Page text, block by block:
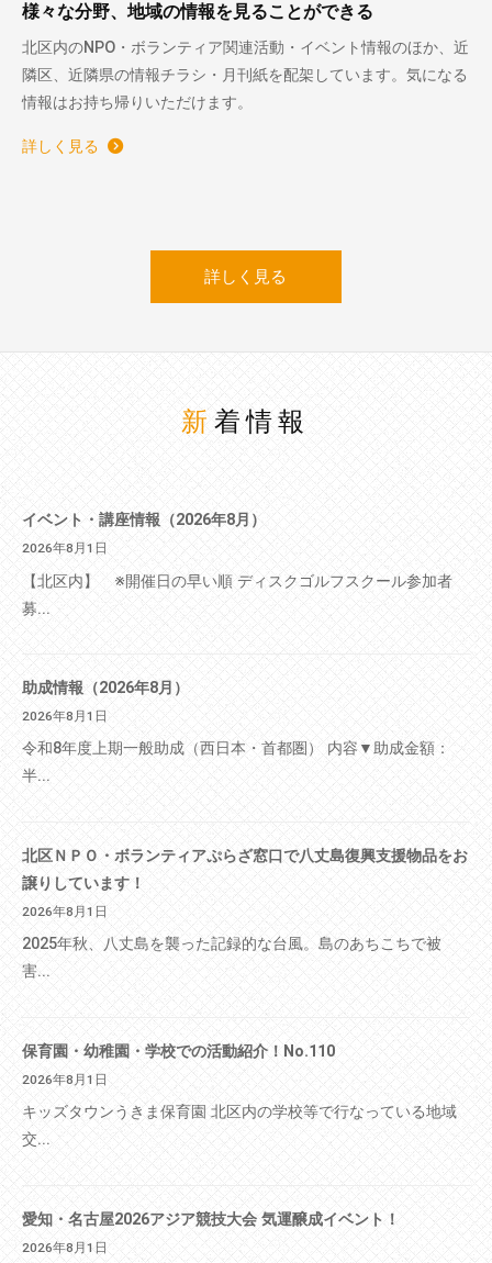
様々な分野、地域の情報を見ることができる
北区内のNPO・ボランティア関連活動・イベント情報のほか、近
隣区、近隣県の情報チラシ・月刊紙を配架しています。気になる
情報はお持ち帰りいただけます。
詳しく見る
詳しく見る
新着情報
イベント・講座情報（2026年8月）
2026年8月1日
【北区内】 ※開催日の早い順 ディスクゴルフスクール参加者
募...
助成情報（2026年8月）
2026年8月1日
令和8年度上期一般助成（西日本・首都圏） 内容▼助成金額：
半...
北区ＮＰＯ・ボランティアぷらざ窓口で八丈島復興支援物品をお
譲りしています！
2026年8月1日
2025年秋、八丈島を襲った記録的な台風。島のあちこちで被
害...
保育園・幼稚園・学校での活動紹介！No.110
2026年8月1日
キッズタウンうきま保育園 北区内の学校等で行なっている地域
交...
愛知・名古屋2026アジア競技大会 気運醸成イベント！
2026年8月1日